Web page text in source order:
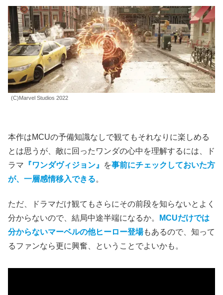
(C)Marvel Studios 2022
本作はMCUの予備知識なしで観てもそれなりに楽しめる
とは思うが、敵に回ったワンダの心中を理解するには、ド
ラマ 『ワンダヴィジョン』 を事前にチェックしておいた方
が、一層感情移入できる。
ただ、ドラマだけ観てもさらにその前段を知らないとよく
分からないので、結局中途半端になるか。
MCUだけでは
分からないマーベルの他ヒーロー登場もあるので、知って
るファンなら更に興奮、ということでよいかも。